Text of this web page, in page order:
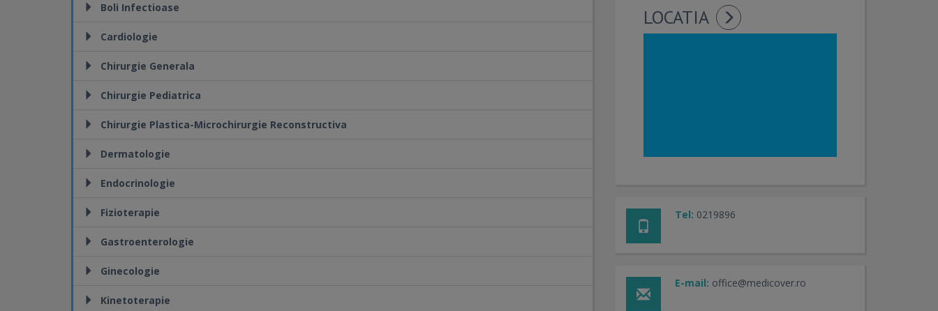
Boli Infectioase
Cardiologie
Chirurgie Generala
Chirurgie Pediatrica
Chirurgie Plastica-Microchirurgie Reconstructiva
Dermatologie
Endocrinologie
Fizioterapie
Gastroenterologie
Ginecologie
Kinetoterapie
LOCATIA
Tel: 0219896
E-mail: office@medicover.ro